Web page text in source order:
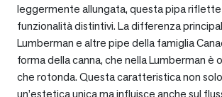
leggermente allungata, questa pipa riflette
funzionalità distintivi. La differenza
Lumberman e altre pipe della famiglia
forma della canna, che nella Lumberman è
che rotonda. Questa caratteristica non
un’estetica unica ma influisce anche sul